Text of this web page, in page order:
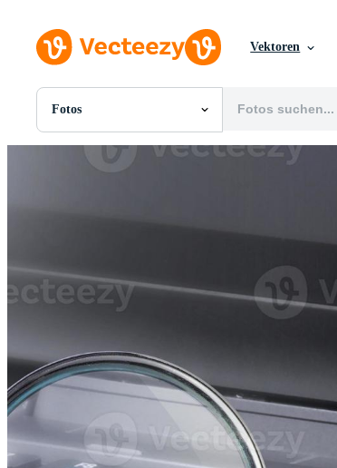
Vektoren
Fotos
Alle Bilder
Fotos
Motion Graphics
Redaktionelle Bilder